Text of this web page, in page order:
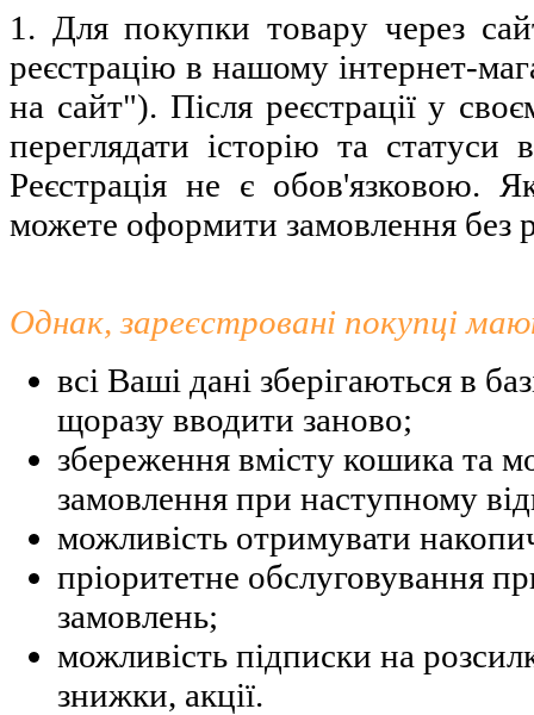
1. Для покупки товару через
реєстрацію в нашому інтернет-
на сайт"). Після реєстрації у
переглядати історію та статуси
Реєстрація не є обов'язковою.
можете оформити замовлення без
Однак, зареєстровані покупці
всі Ваші дані зберігаються в
щоразу вводити заново;
збереження вмісту кошика та
замовлення при наступному
можливість отримувати
пріоритетне обслуговування
замовлень;
можливість підписки на
знижки, акції.